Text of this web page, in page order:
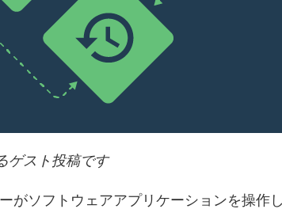
ゲスト投稿です
がソフトウェアアプリケーションを操作